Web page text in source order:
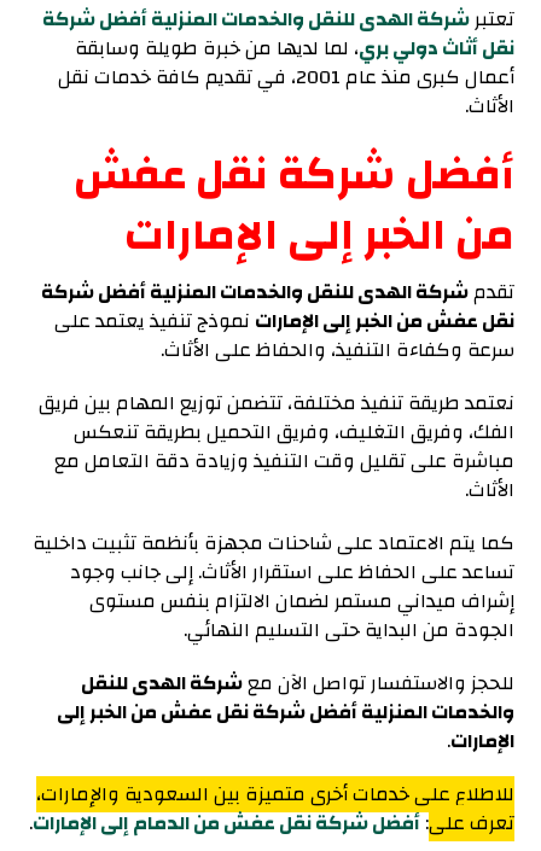
تعتبرشركة الهدى للنقل والخدمات المنزلية أفضل شركة
نقل أثاث دولي بري، لما لديها من خبرة طويلة وسابقة
أعمال كبرى منذ عام 2001، في تقديم كافة خدمات نقل
الأثاث.
أفضل شركة نقل عفش
من الخبر إلى الإمارات
تقدمشركة الهدى للنقل والخدمات المنزلية أفضل شركة
نقل عفش من الخبر إلى الإمارات نموذج تنفيذ يعتمد على
سرعة وكفاءة التنفيذ، والحفاظ على الأثاث.
نعتمد طريقة تنفيذ مختلفة، تتضمن توزيع المهام بين فريق
الفك، وفريق التغليف، وفريق التحميل بطريقة تنعكس
مباشرة على تقليل وقت التنفيذ وزيادة دقة التعامل مع
الأثاث.
كما يتم الاعتماد على شاحنات مجهزة بأنظمة تثبيت داخلية
تساعد على الحفاظ على استقرار الأثاث. إلى جانب وجود
إشراف ميداني مستمر لضمان الالتزام بنفس مستوى
الجودة من البداية حتى التسليم النهائي.
للحجز والاستفسار تواصل الآن معشركة الهدى للنقل
والخدمات المنزلية أفضل شركة نقل عفش من الخبر إلى
الإمارات.
للاطلاع على خدمات أخرى متميزة بين السعودية والإمارات،
تعرف على:أفضل شركة نقل عفش من الدمام إلى الإمارات.